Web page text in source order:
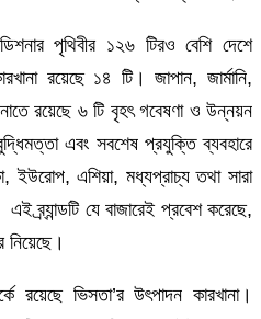
পৃথিবীর ১২৬ টিরও বেশি দেশে
রয়েছে ১৪ টি। জাপান, জার্মানি,
রয়েছে ৬ টি বৃহৎ গবেষণা ও উন্নয়ন
এবং সবশেষ প্রযুক্তি ব্যবহারে
ইউরোপ, এশিয়া, মধ্যপ্রাচ্য তথা সারা
ব্র্যান্ডটি যে বাজারেই প্রবেশ করেছে,
নিয়েছে।
রয়েছে ভিসতা’র উৎপাদন কারখানা।